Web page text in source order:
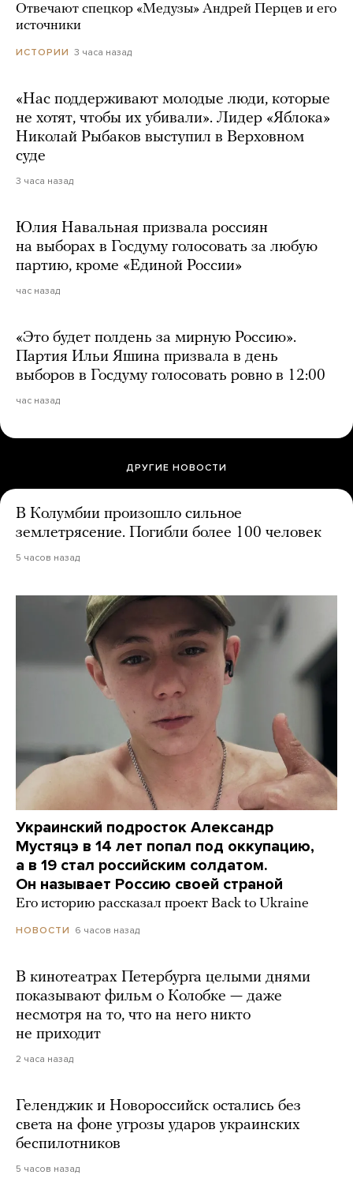
Отвечают спецкор «Медузы» Андрей Перцев и его
источники
ИСТОРИИ 3 часа назад
«Нас поддерживают молодые люди, которые
не хотят, чтобы их убивали». Лидер «Яблока»
Николай Рыбаков выступил в Верховном
суде
3 часа назад
Юлия Навальная призвала россиян
на выборах в Госдуму голосовать за любую
партию, кроме «Единой России»
час назад
«Это будет полдень за мирную Россию».
Партия Ильи Яшина призвала в день
выборов в Госдуму голосовать ровно в 12:00
час назад
ДРУГИЕ НОВОСТИ
В Колумбии произошло сильное
землетрясение. Погибли более 100 человек
5 часов назад
Украинский подросток Александр
Мустяцэ в 14 лет попал под оккупацию,
а в 19 стал российским солдатом.
Он называет Россию своей страной
Его историю рассказал проект Back to Ukraine
НОВОСТИ 6 часов назад
В кинотеатрах Петербурга целыми днями
показывают фильм о Колобке — даже
несмотря на то, что на него никто
не приходит
2 часа назад
Геленджик и Новороссийск остались без
света на фоне угрозы ударов украинских
беспилотников
5 часов назад